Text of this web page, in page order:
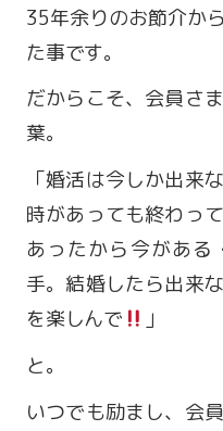
35年余りのお節介か
た事です。
だからこそ、会員さ
葉。
「婚活は今しか出来
時があっても終わっ
あったから今がある
手。結婚したら出来
を楽しんで
」
と。
いつでも励まし、会